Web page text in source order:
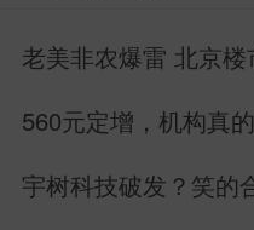
择机处理持仓。
3、明天竞价高开
响，沪指高开20点
老美非农爆雷 北京
560元定增，机构真
宇树科技破发？笑的